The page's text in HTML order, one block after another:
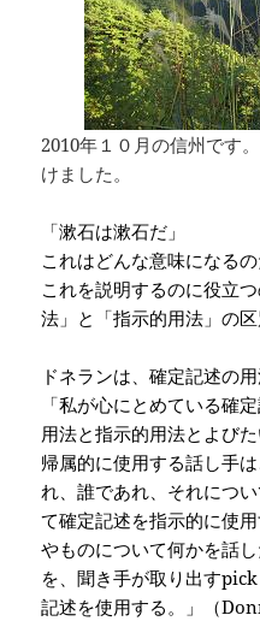
2010年１０月の信州です
けました。
「漱石は漱石だ」
これはどんな意味になるの
これを説明するのに役立
法」と「指示的用法」の区
ドネランは、確定記述の
「私が心にとめている確
用法と指示的用法とよび
帰属的に使用する話し手
れ、誰であれ、それにつ
て確定記述を指示的に使
やものについて何かを話
を、聞き手が取り出す
記述を使用する。」（